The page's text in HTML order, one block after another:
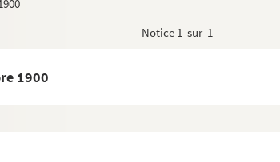
Notice 1 sur 1
1900
èmemoitié du XVI